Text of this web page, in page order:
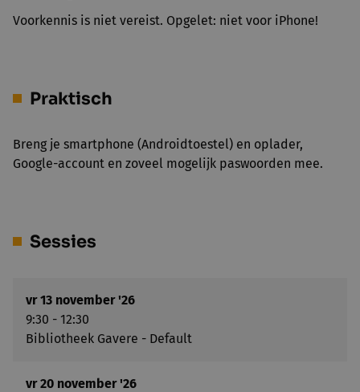
Voorkennis is niet vereist. Opgelet: niet voor iPhone!
Praktisch
Breng je smartphone (Androidtoestel) en oplader,
Google-account en zoveel mogelijk paswoorden mee.
Sessies
vr 13 november '26
9:30 - 12:30
Bibliotheek Gavere - Default
vr 20 november '26